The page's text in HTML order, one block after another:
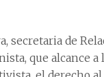
secretaria de
que alcance